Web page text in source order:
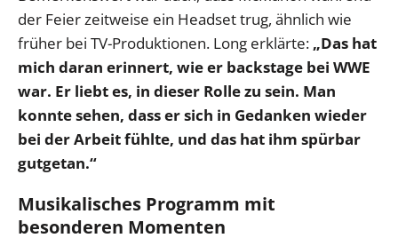
der Feier zeitweise ein Headset trug, ähnlich wie
früher bei TV-Produktionen. Long erklärte: „Das hat
mich daran erinnert, wie er backstage bei WWE
war. Er liebt es, in dieser Rolle zu sein. Man
konnte sehen, dass er sich in Gedanken wieder
bei der Arbeit fühlte, und das hat ihm spürbar
gutgetan.“
Musikalisches Programm mit
besonderen Momenten